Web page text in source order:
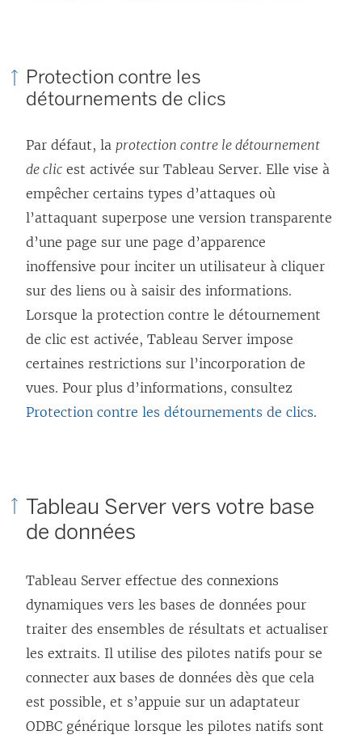
Protection contre les
détournements de clics
Par défaut, la protection contre le détournement
de clic est activée sur Tableau Server. Elle vise à
empêcher certains types d’attaques où
l’attaquant superpose une version transparente
d’une page sur une page d’apparence
inoffensive pour inciter un utilisateur à cliquer
sur des liens ou à saisir des informations.
Lorsque la protection contre le détournement
de clic est activée, Tableau Server impose
certaines restrictions sur l’incorporation de
vues. Pour plus d’informations, consultez
Protection contre les détournements de clics.
Tableau Server vers votre base
de données
Tableau Server effectue des connexions
dynamiques vers les bases de données pour
traiter des ensembles de résultats et actualiser
les extraits. Il utilise des pilotes natifs pour se
connecter aux bases de données dès que cela
est possible, et s’appuie sur un adaptateur
ODBC générique lorsque les pilotes natifs sont